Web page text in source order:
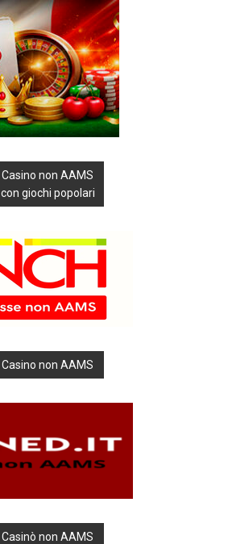
Casino non AAMS
con giochi popolari
Casino non AAMS
Casinò non AAMS